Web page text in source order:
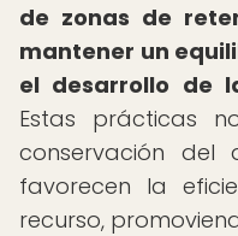
de zonas de
mantener un
el desarrollo de
Estas prácticas
conservación del
favorecen la
recurso,